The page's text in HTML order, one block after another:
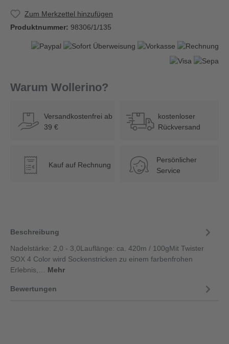
Zum Merkzettel hinzufügen
Produktnummer: 98306/1/135
Warum Wollerino?
Versandkostenfrei ab
39 €
kostenloser
Rückversand
€ Kauf auf Rechnung
Persönlicher
Service
Beschreibung
Nadelstärke: 2,0 - 3,0Lauflänge: ca. 420m / 100gMit Twister
SOX 4 Color wird Sockenstricken zu einem farbenfrohen
Erlebnis,… Mehr
Bewertungen